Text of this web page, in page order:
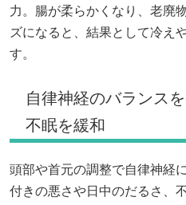
力。腸が柔らかくなり、老廃
ズになると、結果として冷え
す。
自律神経のバランス
不眠を緩和
頭部や首元の調整で自律神経
付きの悪さや日中のだるさ、